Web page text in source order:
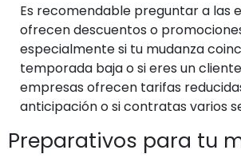
Es recomendable preguntar a las
ofrecen descuentos o
especialmente si tu mudanza
temporada baja o si eres un
empresas ofrecen tarifas
anticipación o si contratas varios
Preparativos para tu